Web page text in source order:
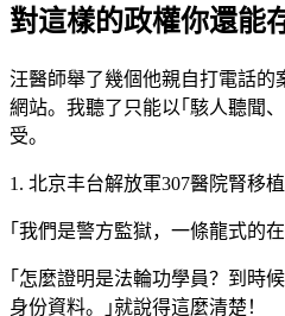
對這樣的政權你還能
汪醫師舉了幾個他親自打電話的
網站。我聽了只能以｢駭人聽聞
受。
1. 北京丰台解放軍307醫院腎移
｢我們是警方監獄，一條龍式的
｢怎麼證明是法輪功學員？到時
身份資料。｣就說得這麼清楚！